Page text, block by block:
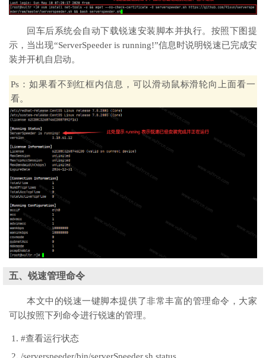
回车后系统会自动下载锐速安装脚本并执行。按照下图提
示，当出现“ServerSpeeder is running!”信息时说明锐速已完成安
装并开机自启动。
Ps：如果看不到红框内信息，可以滑动鼠标滑轮向上面看一
看。
五、锐速管理命令
本文中的锐速一键脚本提供了非常丰富的管理命令，大家
可以按照下列命令进行锐速的管理。
#查看运行状态